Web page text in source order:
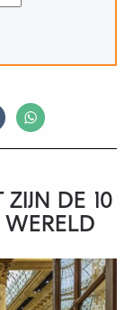
DE 10
WERELD